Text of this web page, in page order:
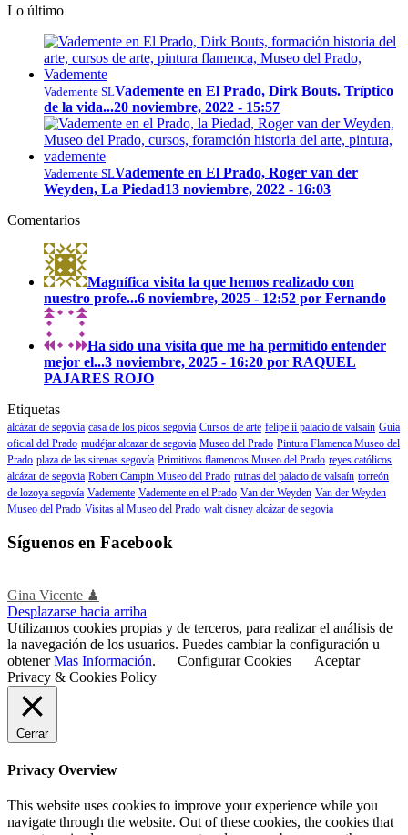
Lo último
Vademente SLVademente en El Prado, Dirk Bouts. Tríptico
de la vida...20 noviembre, 2022 - 15:57
Vademente SLVademente en El Prado, Roger van der
Weyden, La Piedad13 noviembre, 2022 - 16:03
Comentarios
Magnífica visita la que hemos realizado con
nuestro profe...6 noviembre, 2025 - 12:52 por Fernando
Ha sido una visita que me ha permitido entender
mejor el...3 noviembre, 2025 - 16:20 por RAQUEL
PAJARES ROJO
Etiquetas
alcázar de segovia casa de los picos segovia Cursos de arte felipe ii palacio de valsaín Guia
oficial del Prado mudéjar alcazar de segovia Museo del Prado Pintura Flamenca Museo del
Prado plaza de las sirenas segovía Primitivos flamencos Museo del Prado reyes católicos
alcázar de segovia Robert Campin Museo del Prado ruinas del palacio de valsaín torreón
de lozoya segovía Vademente Vademente en el Prado Van der Weyden Van der Weyden
Museo del Prado Visitas al Museo del Prado walt disney alcázar de segovia
Síguenos en Facebook
Gina Vicente ♟
Desplazarse hacia arriba
Utilizamos cookies propias y de terceros, para realizar el análisis de
la navegación de los usuarios. Puedes cambiar la configuración u
obtenerMas Información. Configurar Cookies
Aceptar
Privacy & Cookies Policy
Cerrar
Privacy Overview
This website uses cookies to improve your experience while you
navigate through the website. Out of these cookies, the cookies that